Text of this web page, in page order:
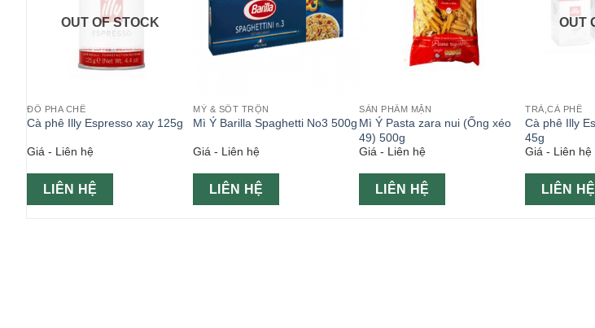
OUT OF STOCK
ĐỒ PHA CHẾ
Cà phê Illy Espresso xay 125g
Giá - Liên hệ
LIÊN HỆ
MỲ & SỐT TRỘN
Mì Ý Barilla Spaghetti No3 500g
Giá - Liên hệ
LIÊN HỆ
SẢN PHẨM MẶN
Mì Ý Pasta zara nui (Ống xéo
49) 500g
Giá - Liên hệ
LIÊN HỆ
OUT
TRÀ,CÀ PHÊ
Cà phê Illy
45g
Giá - Liên hệ
LIÊN HỆ